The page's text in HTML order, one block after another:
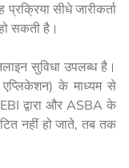
सीधे जारीकर्ता
सकती है।
सुविधा उपलब्ध है।
एप्लिकेशन) के माध्यम से
द्वारा और ASBA के
नहीं हो जाते, तब तक